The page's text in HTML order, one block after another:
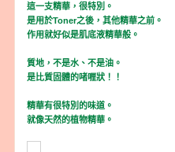
這一支精華，很特別。
是用於Toner之後，其他精華之前。
作用就好似是肌底液精華般。
質地，不是水、不是油。
是比質固體的啫喱狀！！
精華有很特別的味道。
就像天然的植物精華。